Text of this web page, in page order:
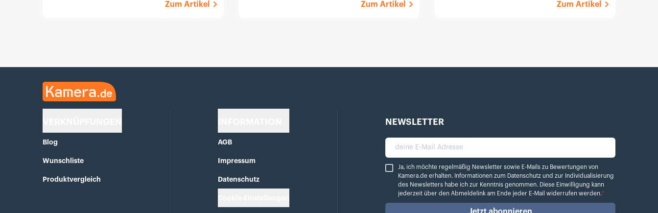
Zum Artikel Zum Artikel Zum Artikel
Kamera.de
Blog
Wunschliste
Produktvergleich
AGB
Impressum
Datenschutz
NEWSLETTER
deine E-Mail Adresse
Ja, ich möchte regelmäßig Newsletter sowie E-Mails zu Bewertungen von Kamera.de erhalten.
Ja, ich möchte regelmäßig Newsletter sowie E-Mails zu Bewertungen von
Kamera.de erhalten. Informationen zum
Datenschutz und zur Individualisierung
des Newsletters habe ich zur Kenntnis genommen. Diese Einwilligung kann
jederzeit über den Abmeldelink am Ende jeder E-Mail widerrufen werden.*